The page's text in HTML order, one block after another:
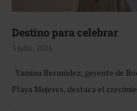
Destino para celebrar
3 julio, 2026
Yamina Bermúdez, gerente de
Playa Mujeres, destaca el